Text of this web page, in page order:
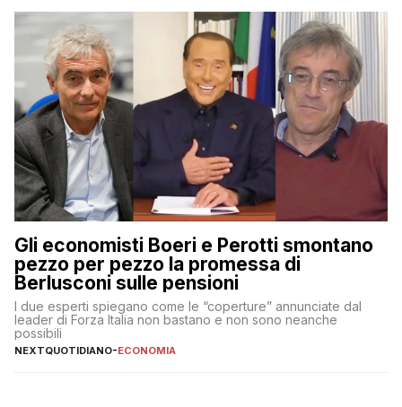
Gli economisti Boeri e Perotti smontano
pezzo per pezzo la promessa di
Berlusconi sulle pensioni
I due esperti spiegano come le “coperture” annunciate dal
leader di Forza Italia non bastano e non sono neanche
possibili
NEXTQUOTIDIANO-ECONOMIA